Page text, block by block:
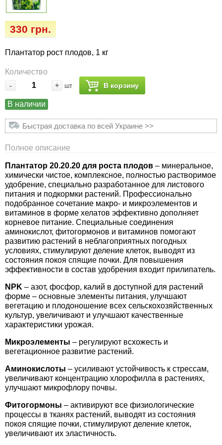
330 грн.
Плантатор рост плодов, 1 кг
Количество
- + шт В корзину
В наличии
Быстрая доставка по всей Украине >>
Полное описание
Плантатор 20.20.20 для роста плодов – минеральное,
химически чистое, комплексное, полностью растворимое
удобрение, специально разработанное для листового
питания и подкормки растений. Профессионально
подобранное сочетание макро- и микроэлементов и
витаминов в форме хелатов эффективно дополняет
корневое питание. Специальные соединения
аминокислот, фитогормонов и витаминов помогают
развитию растений в неблагоприятных погодных
условиях, стимулируют деление клеток, выводят из
состояния покоя спящие почки. Для повышения
эффективности в состав удобрения входит прилипатель.
NPK – азот, фосфор, калий в доступной для растений
форме – основные элементы питания, улучшают
вегетацию и плодоношение всех сельскохозяйственных
культур, увеличивают и улучшают качественные
характеристики урожая.
Микроэлементы – регулируют всхожесть и
вегетационное развитие растений.
Аминокислоты – усиливают устойчивость к стрессам,
увеличивают концентрацию хлорофилла в растениях,
улучшают микрофлору почвы.
Фитогормоны – активируют все физиологические
процессы в тканях растений, выводят из состояния
покоя спящие почки, стимулируют деление клеток,
увеличивают их эластичность.
Семена перца
Семена петрушки
Семена пряных трав
Семена редиса
Семена редьки
Семена салата
Семена свеклы
Семена сельдерея
Семена сидератов
Семена табака
Семена газонной травы
Семена тыквы, патиссона
Семена укропа
Семена фасоли
Семена цветов
Семена шпината
Удобрения «Сударушка», «Рязаночка»
Удобрения «Чистый лист» кристаллические
100 г
Удобрения «Чистый лист» кристаллические
300 г
Удобрения «Чистый лист» в палочках
Удобрения «Чистый лист» Успех
Опрыскиватели
Горшки для цветов, кашпо
Перчатки
Тенты
Средства защиты от колорадского жука
Средства защиты от тараканов, прусаков,
клопов, блох, домашних и садовых муравьев
Средства защиты от комаров, москитов,
клещей, ос, мошек, слепней
Средства защиты от мух
Средства защиты от моли
Средства защиты от кротов
Средства защиты от грызунов
Препараты для септиков, выгребных ям и
дачных туалетов, биодеструкторы
Хозяйственные товары
Средства защиты растений